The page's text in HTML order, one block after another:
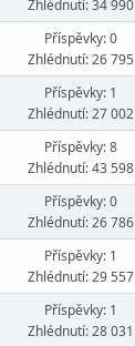
Zhlédnutí: 34 990
Příspěvky: 0
Zhlédnutí: 26 795
Příspěvky: 1
Zhlédnutí: 27 002
Příspěvky: 8
Zhlédnutí: 43 598
Příspěvky: 0
Zhlédnutí: 26 786
Příspěvky: 1
Zhlédnutí: 29 557
Příspěvky: 1
Zhlédnutí: 28 031